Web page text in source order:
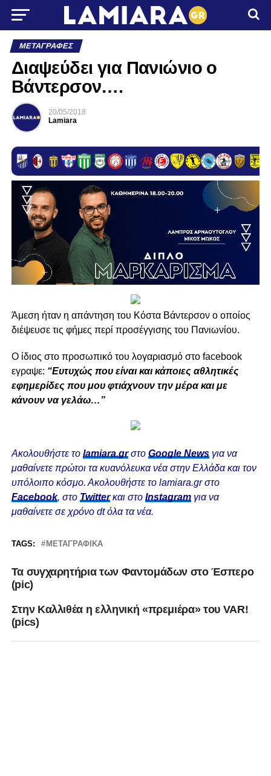
ΜΕΤΑΓΡΑΦΈΣ
Διαψεύδει για Πανιώνιο ο
Βάντερσον….
20/05/2018
Lamiara
Άμεση ήταν η απάντηση του Κόστα Βάντερσον ο οποίος
διέψευσε τις φήμες περί προσέγγισης του Πανιωνίου.
Ο ίδιος στο προσωπικό του λογαριασμό στο facebook
εγραψε: “Ευτυχώς που είναι και κάποιες αθλητικές
εφημερίδες που μου φτιάχνουν την μέρα και με
κάνουν να γελάω…”
Ακολουθήστε το lamiara.grστο Google Newsγια να
μαθαίνετε πρώτοι τα κυανόλευκα νέα στην Ελλάδα και τον
υπόλοιπο κόσμο. Ακολουθήστε το lamiara.gr στο
Facebook, στο Twitterκαι στο Instagram για να
μαθαίνετε σε χρόνο dt όλα τα νέα.
TAGS: ΜΕΤΑΓΡΑΦΙΚΆ
Τα συγχαρητήρια των Φαντομάδων στο Έσπερο
(pic)
Στην Καλλιθέα η ελληνική «πρεμιέρα» του VAR!
(pics)